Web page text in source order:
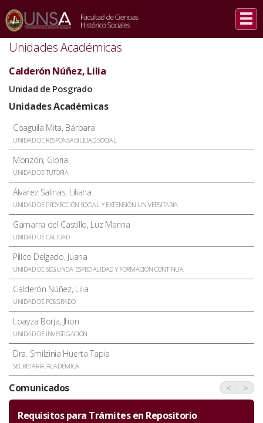
INICIO AUTORIDADES / CALDERÓN NÚÑEZ, LILIA
Unidades Académicas
Calderón Núñez, Lilia
Unidad de Posgrado
Unidades Académicas
Coaguila Mita, Bárbara
UNIDAD DE RESPONSABILIDAD SOCIAL
Monzón, Gloria
UNIDAD DE TUTORÍA
Álvarez Salinas, Liliana
UNIDAD DE PROYECCIÓN SOCIAL Y EXTENSIÓN UNIVERSITARIA
Gamarra del Castillo, Luz Marina
UNIDAD DE CALIDAD
Pillco Delgado, Juana
UNIDAD DE SEGUNDA ESPECIALIDAD Y FORMACIÓN CONTINUA
Calderón Núñez, Lilia
UNIDAD DE POSGRADO
Loayza Borja, Jhon
UNIDAD DE INVESTIGACIÓN
Dra. Smilzinia Huerta Tapia
SECRETARÍA ACADÉMICA
Comunicados < >
Requisitos para Trámites en Repositorio